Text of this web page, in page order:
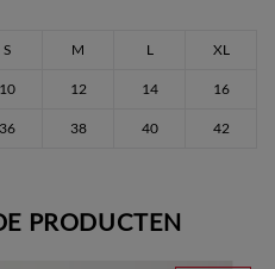
S M L XL
10 12 14 16
36 38 40 42
PRODUCTEN